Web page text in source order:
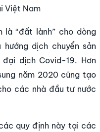
Việt Nam
là “đất lành” cho dòng
dịch chuyển sản
dịch Covid-19. Hơn
năm 2020 cũng tạo
các nhà đầu tư nước
quy định này tại các